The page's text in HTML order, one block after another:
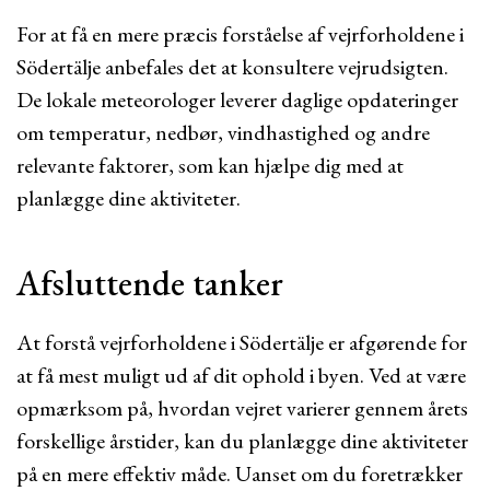
For at få en mere præcis forståelse af vejrforholdene i
Södertälje anbefales det at konsultere vejrudsigten.
De lokale meteorologer leverer daglige opdateringer
om temperatur, nedbør, vindhastighed og andre
relevante faktorer, som kan hjælpe dig med at
planlægge dine aktiviteter.
Afsluttende tanker
At forstå vejrforholdene i Södertälje er afgørende for
at få mest muligt ud af dit ophold i byen. Ved at være
opmærksom på, hvordan vejret varierer gennem årets
forskellige årstider, kan du planlægge dine aktiviteter
på en mere effektiv måde. Uanset om du foretrækker